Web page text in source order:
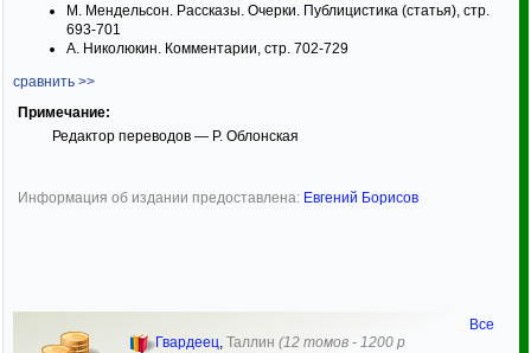
М. Мендельсон. Рассказы. Очерки. Публицистика (статья), стр.
693-701
А. Николюкин. Комментарии, стр. 702-729
сравнить >>
Примечание:
Редактор переводов — Р. Облонская
Информация об издании предоставлена: Евгений Борисов
Гвардеец, Таллин (12 томов - 1200 р
Все